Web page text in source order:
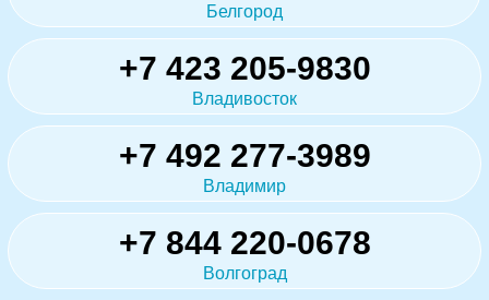
Белгород
+7 423 205-9830
Владивосток
+7 492 277-3989
Владимир
+7 844 220-0678
Волгоград